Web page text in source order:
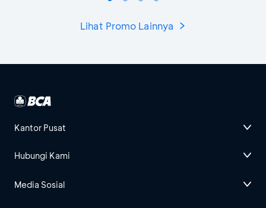
Lihat Promo Lainnya
Kantor Pusat
Hubungi Kami
Media Sosial